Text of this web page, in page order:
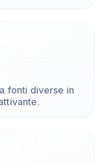
fonti diverse in